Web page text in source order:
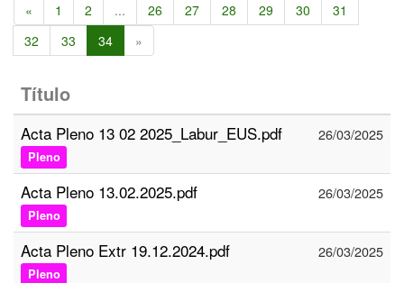
« 1 2 ... 26 27 28 29 30
31
32
33 34 »
Título
Acta Pleno 13 02 2025_Labur_EUS.pdf
Pleno
26/03/2025
Acta Pleno 13.02.2025.pdf
Pleno
26/03/2025
Acta Pleno Extr 19.12.2024.pdf
Pleno
26/03/2025